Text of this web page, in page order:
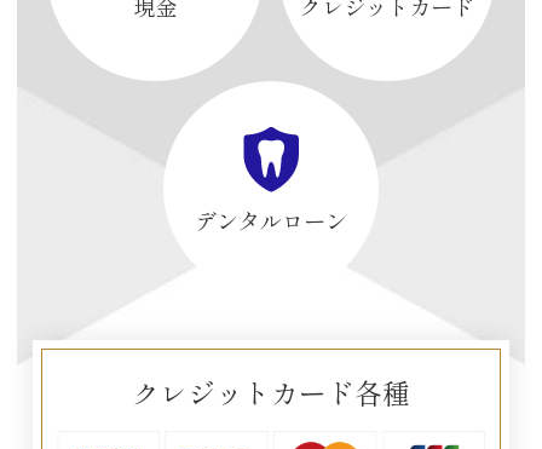
現金 クレジットカード
デンタルローン
クレジットカード各種